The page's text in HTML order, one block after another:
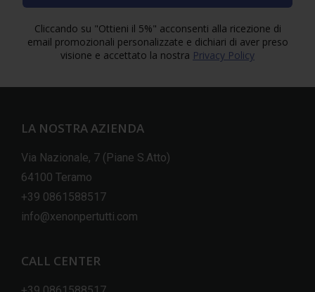
Cliccando su "Ottieni il 5%" acconsenti alla ricezione di
email promozionali personalizzate e dichiari di aver preso
visione e accettato la nostra Privacy Policy
LA NOSTRA AZIENDA
Via Nazionale, 7 (Piane S.Atto)
64100 Teramo
+39 0861588517
info@xenonpertutti.com
CALL CENTER